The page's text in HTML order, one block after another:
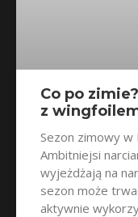
Co po
z
Sezon zimowy w
Ambitniejsi
wyjeżdżają na
sezon może
aktywnie